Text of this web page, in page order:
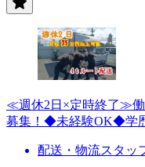
≪週休2日×定時終了≫
募集！◆未経験OK◆学
配送・物流スタッ